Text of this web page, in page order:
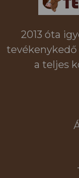
2013 óta
a teljes